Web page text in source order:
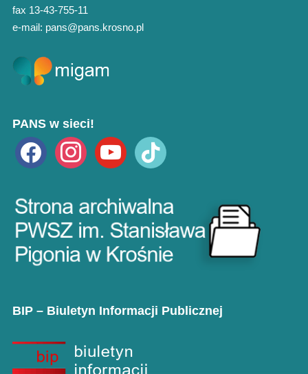
fax 13-43-755-11
e-mail: pans@pans.krosno.pl
PANS w sieci!
facebook instagramyoutube tiktok
BIP – Biuletyn Informacji Publicznej